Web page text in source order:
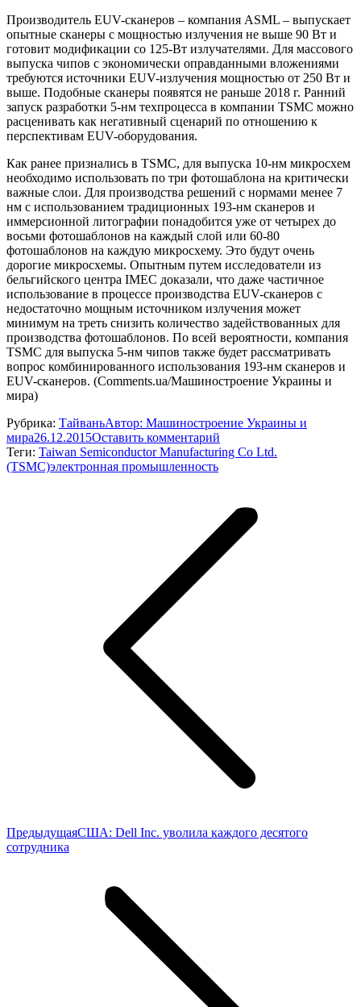
Производитель EUV-сканеров – компания ASML – выпускает
опытные сканеры с мощностью излучения не выше 90 Вт и
готовит модификации со 125-Вт излучателями. Для массового
выпуска чипов с экономически оправданными вложениями
требуются источники EUV-излучения мощностью от 250 Вт и
выше. Подобные сканеры появятся не раньше 2018 г. Ранний
запуск разработки 5-нм техпроцесса в компании TSMC можно
расценивать как негативный сценарий по отношению к
перспективам EUV-оборудования.
Как ранее признались в TSMC, для выпуска 10-нм микросхем
необходимо использовать по три фотошаблона на критически
важные слои. Для производства решений с нормами менее 7
нм с использованием традиционных 193-нм сканеров и
иммерсионной литографии понадобится уже от четырех до
восьми фотошаблонов на каждый слой или 60-80
фотошаблонов на каждую микросхему. Это будут очень
дорогие микросхемы. Опытным путем исследователи из
бельгийского центра IMEC доказали, что даже частичное
использование в процессе производства EUV-сканеров с
недостаточно мощным источником излучения может
минимум на треть снизить количество задействованных для
производства фотошаблонов. По всей вероятности, компания
TSMC для выпуска 5-нм чипов также будет рассматривать
вопрос комбинированного использования 193-нм сканеров и
EUV-сканеров. (Comments.ua/Машиностроение Украины и
мира)
Рубрика: ТайваньАвтор: Машиностроение Украины и
мира26.12.2015Оставить комментарий
Теги: Taiwan Semiconductor Manufacturing Co Ltd.
(TSMC)электронная промышленность
ПредыдущаяПредыдущая
США: Dell Inc. уволила каждого десятого
сотрудника